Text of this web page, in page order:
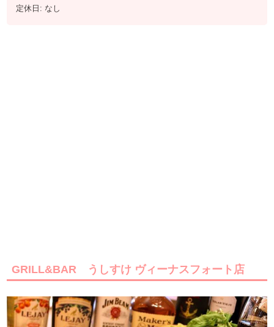
定休日: なし
GRILL&BAR うしすけ ヴィーナスフォート店